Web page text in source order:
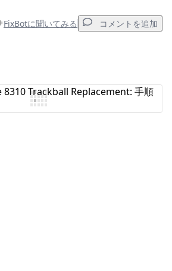
FixBotに聞いてみる コメントを追加